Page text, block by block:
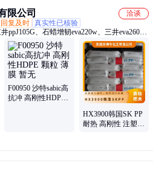
限公司
洽谈
回复及时 真实性已核验
ppJ105G、石蜡增韧eva220w、三井eva260、
F00950 沙特sabic高
抗冲 高刚性HDPE
HX3900韩国SK PP
耐热 高刚性 注塑